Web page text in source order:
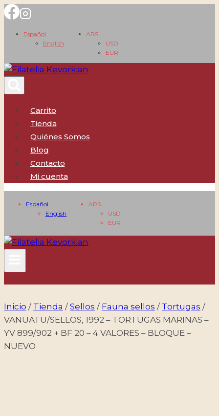
Saltar
contenido
Español
English
ARS
USD
EUR
Carrito
Tienda
Quiénes Somos
Blog
Contacto
Mi cuenta
Español
English
ARS
USD
EUR
Inicio / Tienda / Sellos / Fauna sellos / Tortugas /
VANUATU/SELLOS, 1992 – TORTUGAS MARINAS –
YV 899/902 + BF 20 – 4 VALORES – BLOQUE –
NUEVO